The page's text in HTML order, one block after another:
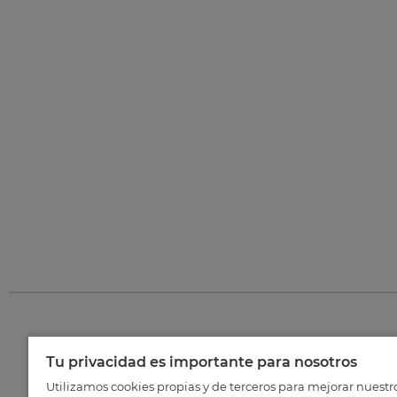
Tu privacidad es importante para nosotros
Utilizamos cookies propias y de terceros para mejorar